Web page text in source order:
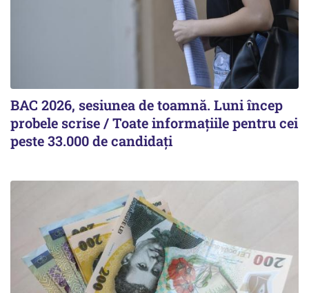
BAC 2026, sesiunea de toamnă. Luni încep
probele scrise / Toate informațiile pentru cei
peste 33.000 de candidați